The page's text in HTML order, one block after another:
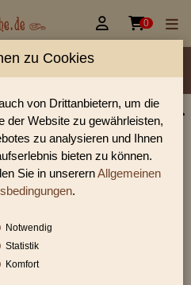
 0
Farbe
Perlen Oliven flach
sie zahlreich gedrückte Perlen
weiter Glasperlen.
folgender Kategorie:
|Oliven
zu Cookies
von Drittanbietern, um die
der Website zu gewährleisten,
zu analysieren und Ihnen
bieten zu können.
Sie in unserernAllgemeinen
.
Notwendig
Statistik
Komfort